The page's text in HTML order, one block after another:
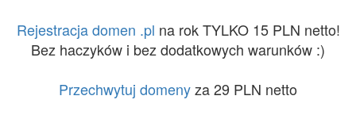
Rejestracja domen .pl na rok TYLKO 15 PLN netto!
Bez haczyków i bez dodatkowych warunków :)
Przechwytuj domenyza 29 PLN netto